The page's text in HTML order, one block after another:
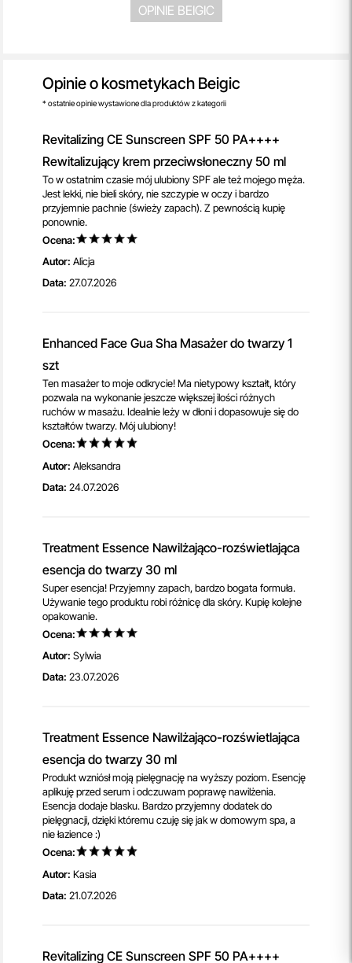
OPINIE BEIGIC
Opinie o kosmetykach Beigic
* ostatnie opinie wystawione dla produktów z kategorii
Revitalizing CE Sunscreen SPF 50 PA++++
Rewitalizujący krem ​​przeciwsłoneczny 50 ml
To w ostatnim czasie mój ulubiony SPF ale też mojego męża.
Jest lekki, nie bieli skóry, nie szczypie w oczy i bardzo
przyjemnie pachnie (świeży zapach). Z pewnością kupię
ponownie.
Ocena:
Autor: Alicja
Data: 27.07.2026
Enhanced Face Gua Sha Masażer do twarzy 1
szt
Ten masażer to moje odkrycie! Ma nietypowy kształt, który
pozwala na wykonanie jeszcze większej ilości różnych
ruchów w masażu. Idealnie leży w dłoni i dopasowuje się do
kształtów twarzy. Mój ulubiony!
Ocena:
Autor: Aleksandra
Data: 24.07.2026
Treatment Essence Nawilżająco-rozświetlająca
esencja do twarzy 30 ml
Super esencja! Przyjemny zapach, bardzo bogata formuła.
Używanie tego produktu robi różnicę dla skóry. Kupię kolejne
opakowanie.
Ocena:
Autor: Sylwia
Data: 23.07.2026
Treatment Essence Nawilżająco-rozświetlająca
esencja do twarzy 30 ml
Produkt wzniósł moją pielęgnację na wyższy poziom. Esencję
aplikuję przed serum i odczuwam poprawę nawilżenia.
Esencja dodaje blasku. Bardzo przyjemny dodatek do
pielęgnacji, dzięki któremu czuję się jak w domowym spa, a
nie łazience :)
Ocena:
Autor: Kasia
Data: 21.07.2026
Revitalizing CE Sunscreen SPF 50 PA++++